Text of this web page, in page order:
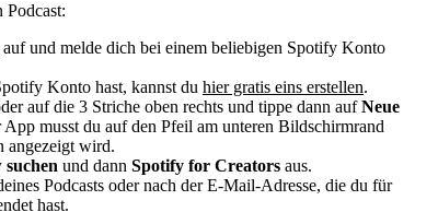
Podcast:
auf und melde dich bei einem beliebigen Spotify Konto
Konto hast, kannst du hier gratis eins erstellen.
auf die 3 Striche oben rechts und tippe dann aufNeue
App musst du auf den Pfeil am unteren Bildschirmrand
angezeigt wird.
suchen und dann Spotify for Creators aus.
Podcasts oder nach der E-Mail-Adresse, die du für
hast.